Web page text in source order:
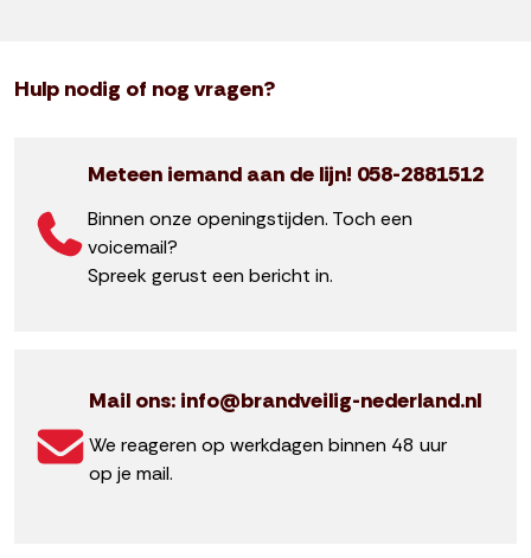
Hulp nodig of nog vragen?
Meteen iemand aan de lijn! 058-2881512
Binnen onze openingstijden. Toch een
voicemail?
Spreek gerust een bericht in.
Mail ons: info@brandveilig-nederland.nl
We reageren op werkdagen binnen 48 uur
op je mail.